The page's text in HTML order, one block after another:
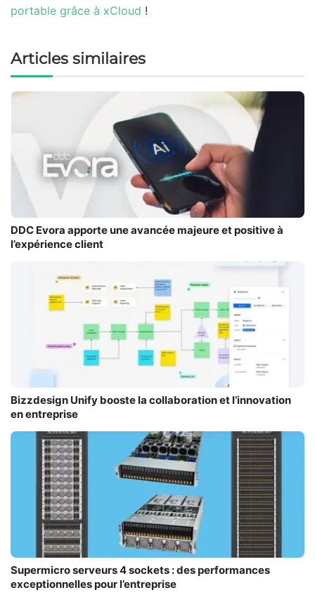
portable grâce à xCloud !
Articles similaires
DDC Evora apporte une avancée majeure et positive à
l’expérience client
Bizzdesign Unify booste la collaboration et l’innovation
en entreprise
Supermicro serveurs 4 sockets : des performances
exceptionnelles pour l’entreprise